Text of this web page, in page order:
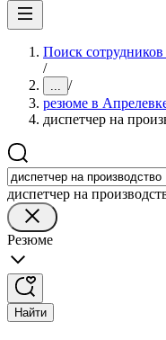
Поиск
/
... /
резюме в
диспетчер на
диспетчер на
Резюме
Найти